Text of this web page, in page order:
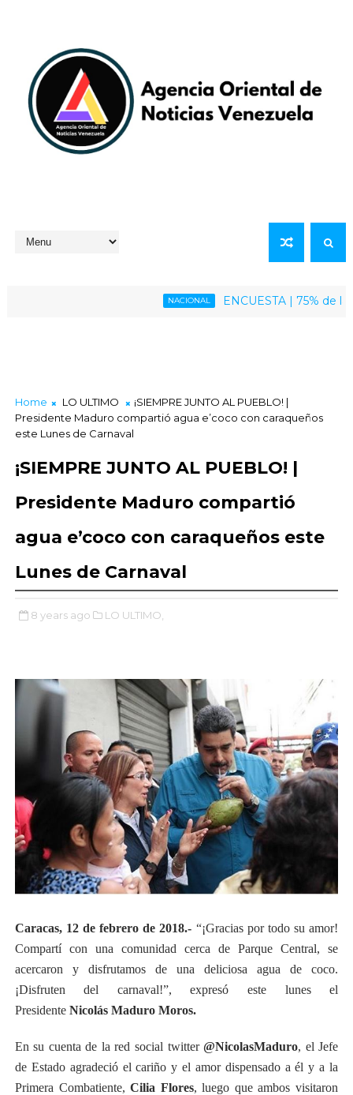
NACIONAL ENCUESTA | 75% de la
Home LO ULTIMO
¡SIEMPRE JUNTO AL PUEBLO! |
Presidente Maduro compartió agua e’coco con caraqueños
este Lunes de Carnaval
¡SIEMPRE JUNTO AL PUEBLO! |
Presidente Maduro compartió
agua e’coco con caraqueños este
Lunes de Carnaval
8 years ago LO ULTIMO,
Caracas, 12 de febrero de 2018.- “¡Gracias por todo su amor!
Compartí con una comunidad cerca de Parque Central, se
acercaron y disfrutamos de una deliciosa agua de coco.
¡Disfruten del carnaval!”, expresó este lunes el
Presidente Nicolás Maduro Moros.
En su cuenta de la red social twitter @NicolasMaduro, el Jefe
de Estado agradeció el cariño y el amor dispensado a él y a la
Primera Combatiente, Cilia Flores, luego que ambos visitaron